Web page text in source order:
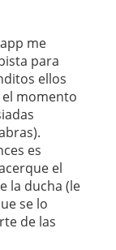
me
para
ellos
momento
es
el
la ducha (le
se lo
de las